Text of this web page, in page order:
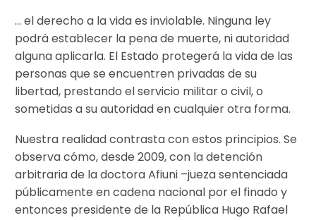
… el derecho a la vida es inviolable. Ninguna ley
podrá establecer la pena de muerte, ni autoridad
alguna aplicarla. El Estado protegerá la vida de las
personas que se encuentren privadas de su
libertad, prestando el servicio militar o civil, o
sometidas a su autoridad en cualquier otra forma.
Nuestra realidad contrasta con estos principios. Se
observa cómo, desde 2009, con la detención
arbitraria de la doctora Afiuni –jueza sentenciada
públicamente en cadena nacional por el finado y
entonces presidente de la República Hugo Rafael